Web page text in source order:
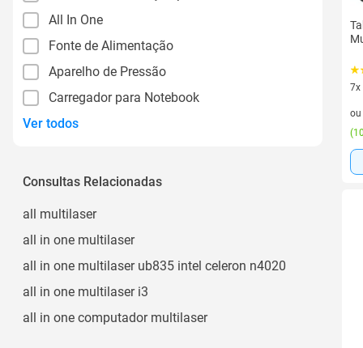
All In One
Fonte de Alimentação
Aparelho de Pressão
Carregador para Notebook
Ver todos
Consultas Relacionadas
all multilaser
all in one multilaser
all in one multilaser ub835 intel celeron n4020
all in one multilaser i3
all in one computador multilaser
7x
7
ou
(